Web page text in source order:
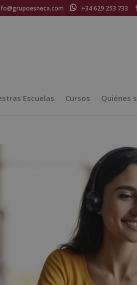
+34 629 253 733
Escuelas Cursos Quiénes